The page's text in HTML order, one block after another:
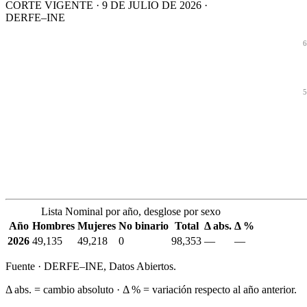
CORTE VIGENTE · 9 DE JULIO DE 2026 ·
DERFE–INE
Lista Nominal por año, desglose por sexo
Año Hombres Mujeres No binario Total Δ abs. Δ %
2026 49,135 49,218 0 98,353 — —
Fuente · DERFE–INE, Datos Abiertos.
Δ abs. = cambio absoluto · Δ % = variación respecto al año anterior.